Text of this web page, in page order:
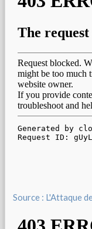
Source : L'Attaque